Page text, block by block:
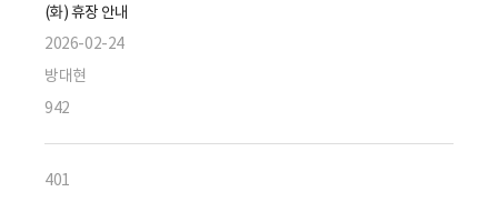
(화) 휴장 안내
2026-02-24
방대현
942
401